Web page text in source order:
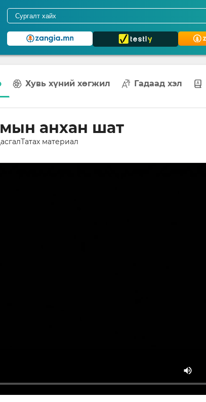
Хувь хүний хөгжил Гадаад хэл
анхан шат
Татах материал